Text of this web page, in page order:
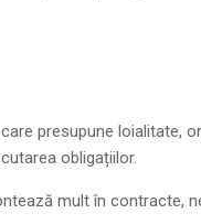
presupune loialitate,
obligațiilor.
mult în contracte,